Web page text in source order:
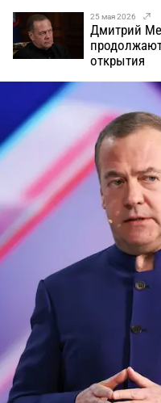
25 мая 2026
Дмитрий
открытия